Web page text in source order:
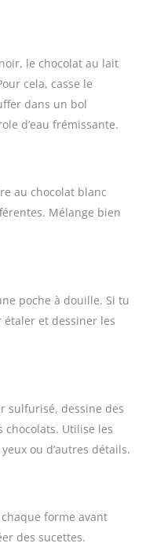
le chocolat au lait
cela, casse le
dans un bol
d’eau frémissante.
au chocolat blanc
Mélange bien
poche à douille. Si tu
étaler et dessiner les
sulfurisé, dessine des
chocolats. Utilise les
ou d’autres détails.
forme avant
des sucettes.